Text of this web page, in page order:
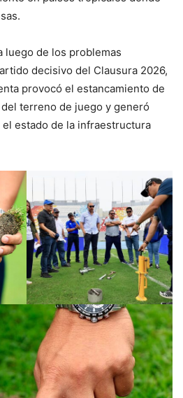
luego de los problemas
decisivo del Clausura 2026,
provocó el estancamiento de
terreno de juego y generó
estado de la infraestructura